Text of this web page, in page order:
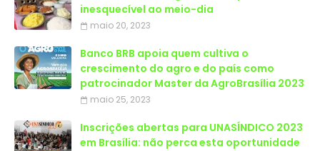
inesquecível ao meio-dia
maio 20, 2023
Banco BRB apoia quem cultiva o
crescimento do agro e do país como
patrocinador Master da AgroBrasília 2023
maio 25, 2023
Inscrições abertas para UNASÍNDICO 2023
em Brasília: não perca esta oportunidade